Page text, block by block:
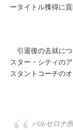
ータイトル獲得に貢
引退後の去就につ
スター・シティの
スタントコーチの
バルセロナ